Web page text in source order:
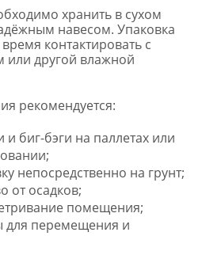
хранить в сухом
навесом. Упаковка
контактировать с
или другой влажной
рекомендуется:
биг-бэги на паллетах или
непосредственно на грунт;
от осадков;
помещения;
для перемещения и